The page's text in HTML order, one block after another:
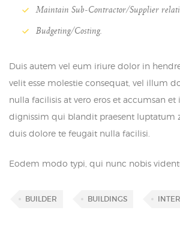
Maintain Sub-Contractor/Supplier
Budgeting/Costing.
Duis autem vel eum iriure dolor in
velit esse molestie consequat, vel illum
nulla facilisis at vero eros et accumsan et
dignissim qui blandit praesent luptatum
duis dolore te feugait nulla facilisi.
Eodem modo typi, qui nunc nobis
BUILDER BUILDINGS